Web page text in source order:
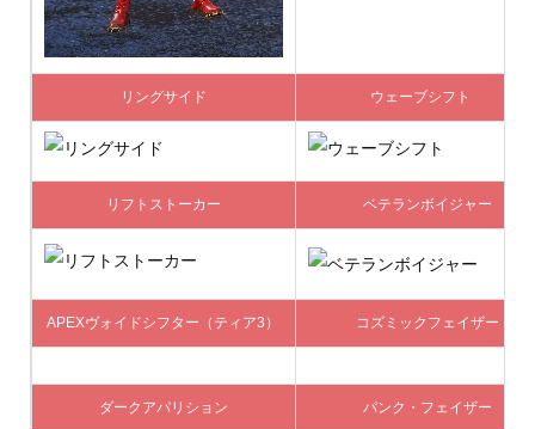
リングサイド ウェーブシフト
リフトストーカー ベテランボイジャー
APEXヴォイドシフター（ティア3） コズミックフェイザー
ダークアパリション パンク・フェイザー